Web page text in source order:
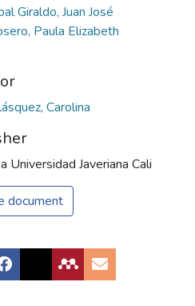
Giraldo, Juan José
Paula Elizabeth
Carolina
Universidad Javeriana Cali
document